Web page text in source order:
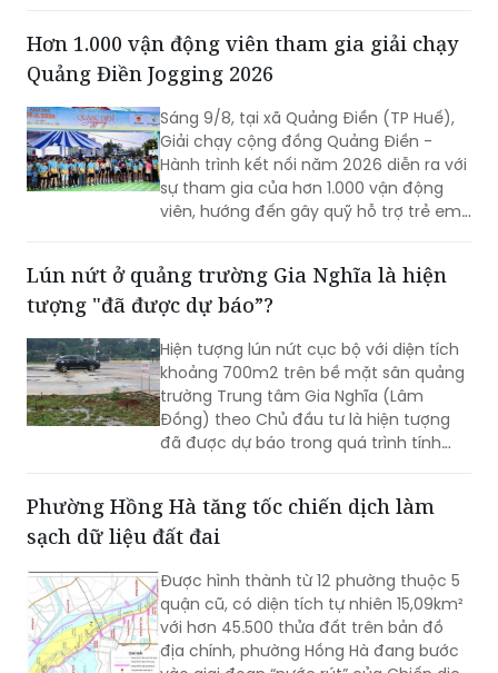
Sáng 9/8, tại xã Quảng Điền (TP Huế),
Giải chạy cộng đồng Quảng Điền -
Hành trình kết nối năm 2026 diễn ra với
sự tham gia của hơn 1.000 vận động
viên, hướng đến gây quỹ hỗ trợ trẻ em
có hoàn cảnh khó khăn và quảng bá
cảnh quan, thiên nhiên địa phương
Lún nứt ở quảng trường Gia Nghĩa là hiện
Hiện tượng lún nứt cục bộ với diện tích
khoảng 700m2 trên bề mặt sân quảng
trường Trung tâm Gia Nghĩa (Lâm
Đồng) theo Chủ đầu tư là hiện tượng
đã được dự báo trong quá trình tính
toán kỹ thuật.
Phường Hồng Hà tăng tốc chiến dịch làm
Được hình thành từ 12 phường thuộc 5
quận cũ, có diện tích tự nhiên 15,09km²
với hơn 45.500 thửa đất trên bản đồ
địa chính, phường Hồng Hà đang bước
vào giai đoạn “nước rút” của Chiến dịch
45 ngày hoàn thiện cơ sở dữ liệu quốc
gia về đất đai.